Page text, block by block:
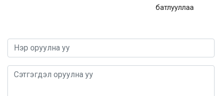
батлууллаа